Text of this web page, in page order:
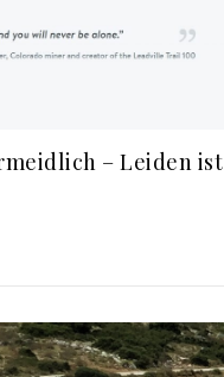
– Leiden ist